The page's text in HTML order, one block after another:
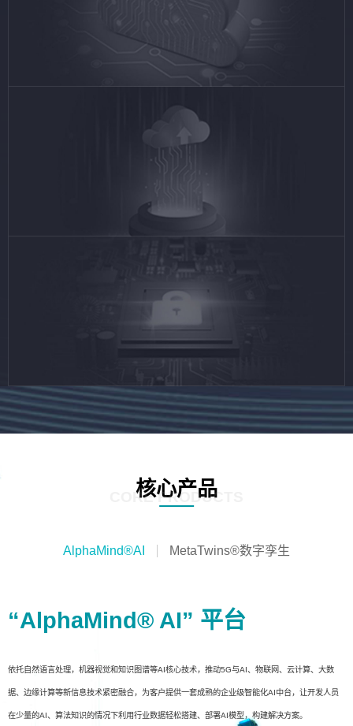
核心产品
CORE PRODUCTS
AlphaMind®AI MetaTwins®数字孪生
“AlphaMind® AI” 平台
依托自然语言处理，机器视觉和知识图谱等AI核心技术，推动5G与AI、物联网、云计算、大数
据、边缘计算等新信息技术紧密融合，为客户提供一套成熟的企业级智能化AI中台，让开发人员
在少量的AI、算法知识的情况下利用行业数据轻松搭建、部署AI模型，构建解决方案。